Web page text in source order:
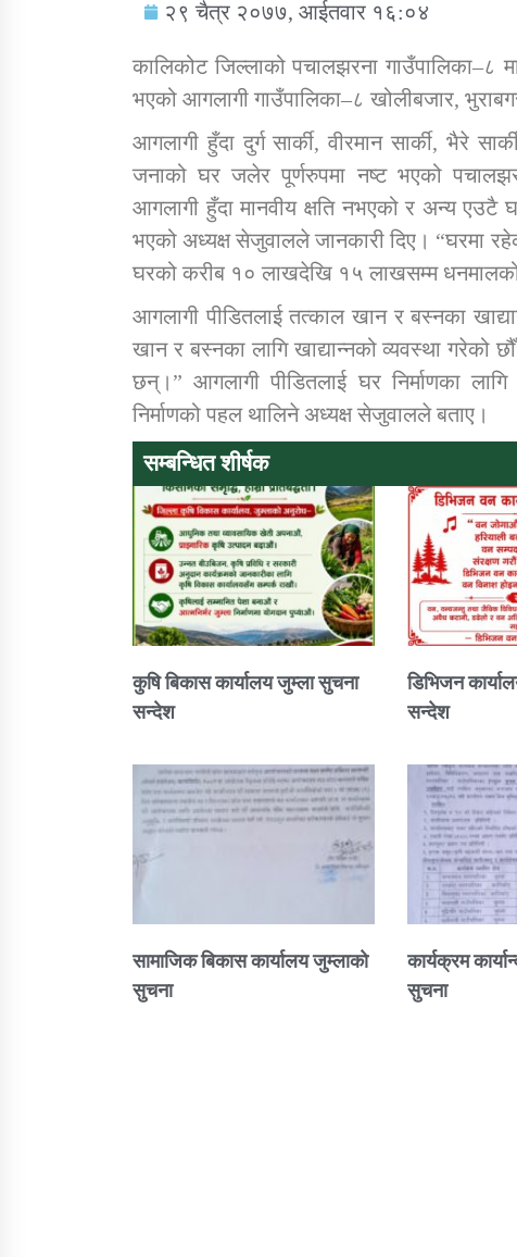
सामाजिक बिकास कार्यालय जुम्लाकाे सुचना
तातोपानी गाउँपालिकाको न्यायिक समिति सम्बन्धी
सन्देश
तातोपानी गाउँपालिका जुम्लाको बालविवाह सन्देश
२९ चैत्र २०७७, आईतवार १६:०४
कालिकोट जिल्लाको पचालझरना
भएको आगलागी गाउँपालिका–८ खोलीबजार,
आगलागी हुँदा दुर्ग सार्की, वीरमान सार्की, भैरे
जनाको घर जलेर पूर्णरुपमा नष्ट भएको
आगलागी हुँदा मानवीय क्षति नभएको र अन्य
भएको अध्यक्ष सेजुवालले जानकारी दिए। “घरमा
घरको करीब १० लाखदेखि १५ लाखसम्म धनमालको
आगलागी पीडितलाई तत्काल खान र बस्नका
खान र बस्नका लागि खाद्यान्नको व्यवस्था गरेको
छन्।” आगलागी पीडितलाई घर निर्माणका
निर्माणको पहल थालिने अध्यक्ष सेजुवालले बताए।
सम्बन्धित शीर्षक
कुषि बिकास कार्यालय जुम्ला सुचना
सन्देश
डिभिजन
सन्देश
सामाजिक बिकास कार्यालय जुम्लाकाे
सुचना
कार्यक्रम
सुचना